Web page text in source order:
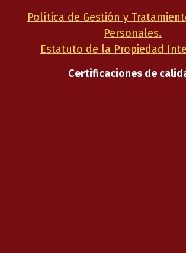
Política de Gestión y
Personales.
Estatuto de la Propiedad
Certificaciones de